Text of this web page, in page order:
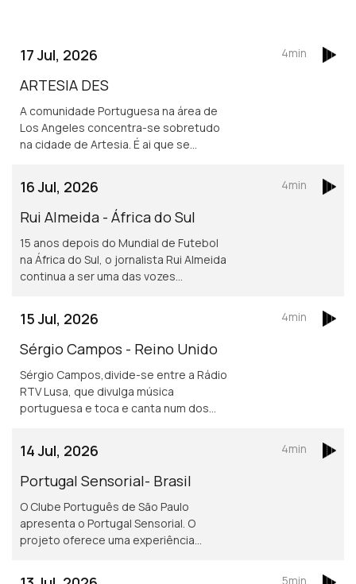
17 Jul, 2026
ARTESIA DES
A comunidade Portuguesa na área de
Los Angeles concentra-se sobretudo
na cidade de Artesia. É ai que se
Portugueses nos Estados Unidos.
4min
16 Jul, 2026
Rui Almeida - África do Sul
15 anos depois do Mundial de Futebol
na África do Sul, o jornalista Rui Almeida
continua a ser uma das vozes
lusofonia.
4min
15 Jul, 2026
Sérgio Campos - Reino Unido
Sérgio Campos,divide-se entre a Rádio
RTV Lusa, que divulga música
portuguesa e toca e canta num dos
4min
14 Jul, 2026
Portugal Sensorial- Brasil
O Clube Português de São Paulo
apresenta o Portugal Sensorial. O
projeto oferece uma experiência
4min
5min